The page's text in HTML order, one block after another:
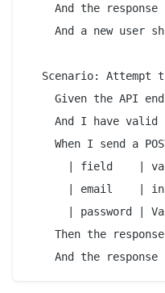
And the response
And a new user
Scenario: Attempt
Given the API
And I have valid
When I send a
| field    |
| email    |
| password |
Then the